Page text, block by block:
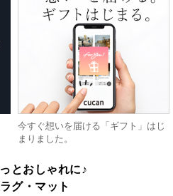
今すぐ想いを届ける「ギフト」はじ
まりました。
とおしゃれに♪
グ・マット